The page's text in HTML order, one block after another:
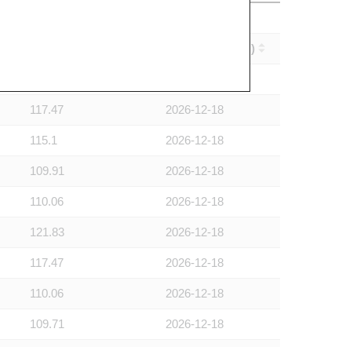
到期日 (年-月-日)
117.47 2026-12-18
115.1 2026-12-18
109.91 2026-12-18
110.06 2026-12-18
121.83 2026-12-18
117.47 2026-12-18
110.06 2026-12-18
109.71 2026-12-18